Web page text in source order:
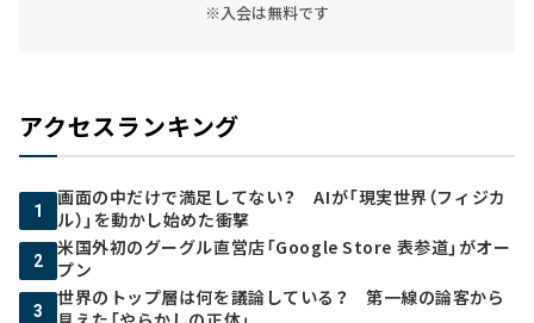
※入会は無料です
アクセスランキング
1
画面の中だけで満足してない？ AIが「現実世界（フィジカ
ル）」を動かし始めた衝撃
2
米国外初のグーグル直営店「Google Store 表参道」がオー
プン
3
世界のトップ層は何を議論している？ 第一線の論客から